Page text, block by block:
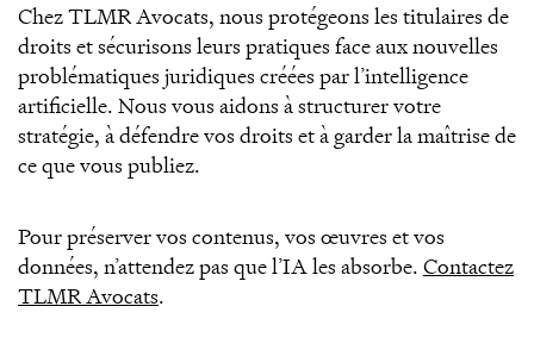
Chez TLMR Avocats, nous protégeons les titulaires de
droits et sécurisons leurs pratiques face aux nouvelles
problématiques juridiques créées par l’intelligence
artificielle. Nous vous aidons à structurer votre
stratégie, à défendre vos droits et à garder la maîtrise de
ce que vous publiez.
Pour préserver vos contenus, vos œuvres et vos
données, n’attendez pas que l’IA les absorbe. Contactez
TLMR Avocats.